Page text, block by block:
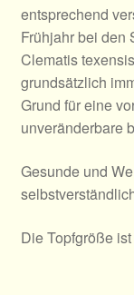
entsprechend
Frühjahr bei den
Clematis
grundsätzlich
Grund für eine
unveränderbare
Gesunde und
Die Topfgröße